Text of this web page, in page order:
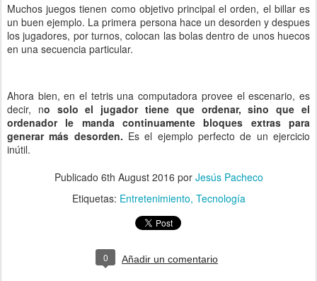
Muchos juegos tienen como objetivo principal el orden, el billar es
un buen ejemplo. La primera persona hace un desorden y despues
los jugadores, por turnos, colocan las bolas dentro de unos huecos
en una secuencia particular.
Ahora bien, en el tetris una computadora provee el escenario, es
decir, no solo el jugador tiene que ordenar, sino que el
ordenador le manda continuamente bloques extras para
generar más desorden. Es el ejemplo perfecto de un ejercicio
inútil.
Publicado 6th August 2016 por Jesús Pacheco
Etiquetas: Entretenimiento Tecnología
0 Añadir un comentario